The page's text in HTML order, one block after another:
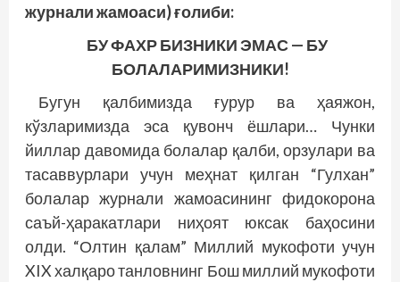
журнали жамоаси) ғолиби:
БУ ФАХР БИЗНИКИ ЭМАС — БУ
БОЛАЛАРИМИЗНИКИ!
Бугун қалбимизда ғурур ва ҳаяжон,
кўзларимизда эса қувонч ёшлари… Чунки
йиллар давомида болалар қалби, орзулари ва
тасаввурлари учун меҳнат қилган “Гулхан”
болалар журнали жамоасининг фидокорона
саъй-ҳаракатлари ниҳоят юксак баҳосини
олди. “Олтин қалам” Миллий мукофоти учун
XIX халқаро танловнинг Бош миллий мукофоти